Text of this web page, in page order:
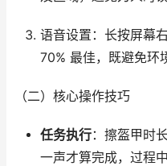
语音设置：长按屏幕
70% 最佳，既避免环
（二）核心操作技巧​
任务执行：擦盔甲时
一声才算完成，过程